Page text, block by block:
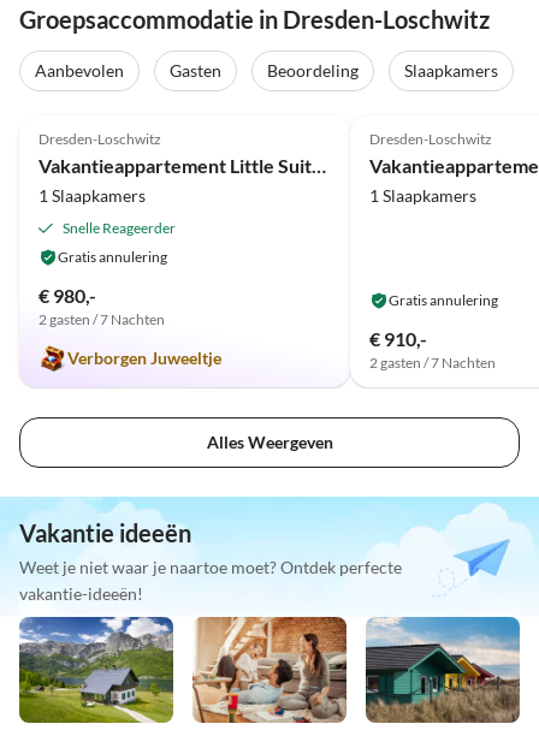
Groepsaccommodatie in Dresden-Loschwitz
Aanbevolen Gasten Beoordeling Slaapkamers
Dresden-Loschwitz
1 Slaapkamers
Snelle Reageerder
Gratis annulering
€ 980,-
2 gasten / 7 Nachten
Verborgen Juweeltje
Dresden-Loschwitz
1 Slaapkamers
Gratis annulering
€ 910,-
2 gasten / 7 Nachten
Alles Weergeven
Vakantie ideeën
Weet je niet waar je naartoe moet? Ontdek perfecte
vakantie-ideeën!